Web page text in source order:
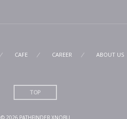
CAFE CAREER ABOUT US
TOP
© 2026 PATHFINDER XNOBU